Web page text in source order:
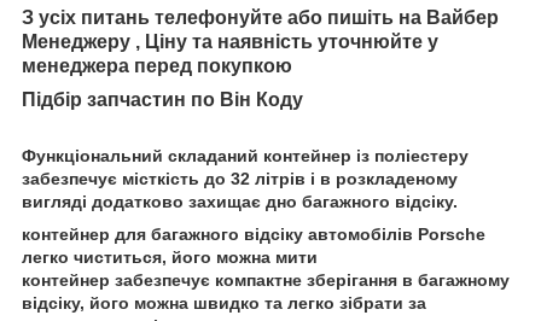
З усіх питань телефонуйте або пишіть на Вайбер
Менеджеру , Ціну та наявність уточнюйте у
менеджера перед покупкою
Підбір запчастин по Він Коду
Функціональний складаний контейнер із поліестеру
забезпечує місткість до 32 літрів і в розкладеному
вигляді додатково захищає дно багажного відсіку.
контейнер для багажного відсіку автомобілів Porsche
легко чиститься, його можна мити
контейнер забезпечує компактне зберігання в багажному
відсіку, його можна швидко та легко зібрати за